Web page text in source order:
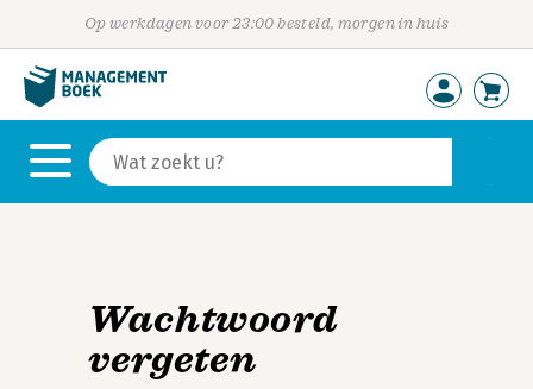
Op werkdagen voor 23:00 besteld, morgen in huis
Wachtwoord
vergeten